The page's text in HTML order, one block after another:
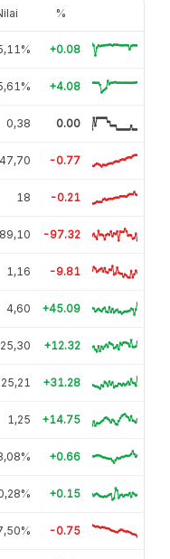
%
+0.08
+4.08
0,38 0.00
-0.77
18 -0.21
89,10 -97.32
1,16 -9.81
4,60 +45.09
25,30 +12.32
25,21 +31.28
1,25 +14.75
+0.66
+0.15
-0.75